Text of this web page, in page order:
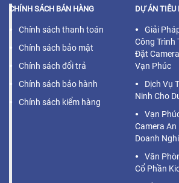
CHÍNH SÁCH BÁN HÀNG
Chính sách thanh toán
Chính sách bảo mật
Chính sách đổi trả
Chính sách bảo hành
Chính sách kiểm hàng
DỰ ÁN TIÊU
Giải
Công Trình
Đặt
Vạn Phúc
Dịch Vụ
Ninh Cho
Vạn
Camera
Doanh
Văn
Cổ Phần